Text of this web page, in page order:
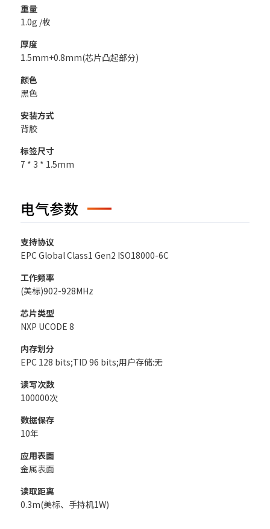
重量
1.0g /枚
厚度
1.5mm+0.8mm(芯片凸起部分)
颜色
黑色
安装方式
背胶
标签尺寸
7 * 3 * 1.5mm
电气参数
支持协议
EPC Global Class1 Gen2 ISO18000-6C
工作频率
(美标)902-928MHz
芯片类型
NXP UCODE 8
内存划分
EPC 128 bits;TID 96 bits;用户存储:无
读写次数
100000次
数据保存
10年
应用表面
金属表面
读取距离
0.3m(美标、手持机1W)